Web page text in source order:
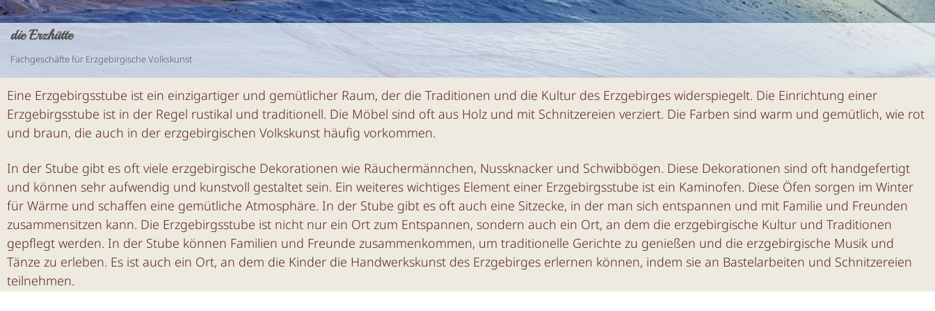
die Erzhütte
Fachgeschäfte für Erzgebirgische Volkskunst
Eine Erzgebirgsstube ist ein einzigartiger und gemütlicher Raum, der die Traditionen und die Kultur des Erzgebirges widerspiegelt. Die Einrichtung einer
Erzgebirgsstube ist in der Regel rustikal und traditionell. Die Möbel sind oft aus Holz und mit Schnitzereien verziert. Die Farben sind warm und gemütlich, wie rot
und braun, die auch in der erzgebirgischen Volkskunst häufig vorkommen.
In der Stube gibt es oft viele erzgebirgische Dekorationen wie Räuchermännchen, Nussknacker und Schwibbögen. Diese Dekorationen sind oft handgefertigt
und können sehr aufwendig und kunstvoll gestaltet sein. Ein weiteres wichtiges Element einer Erzgebirgsstube ist ein Kaminofen. Diese Öfen sorgen im Winter
für Wärme und schaffen eine gemütliche Atmosphäre. In der Stube gibt es oft auch eine Sitzecke, in der man sich entspannen und mit Familie und Freunden
zusammensitzen kann. Die Erzgebirgsstube ist nicht nur ein Ort zum Entspannen, sondern auch ein Ort, an dem die erzgebirgische Kultur und Traditionen
gepflegt werden. In der Stube können Familien und Freunde zusammenkommen, um traditionelle Gerichte zu genießen und die erzgebirgische Musik und
Tänze zu erleben. Es ist auch ein Ort, an dem die Kinder die Handwerkskunst des Erzgebirges erlernen können, indem sie an Bastelarbeiten und Schnitzereien
teilnehmen.